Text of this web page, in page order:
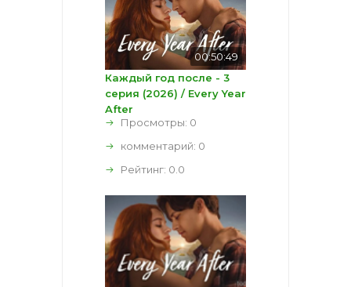
00:50:49
Каждый год после - 3
серия (2026) / Every Year
After
Просмотры: 0
комментарий: 0
Рейтинг: 0.0